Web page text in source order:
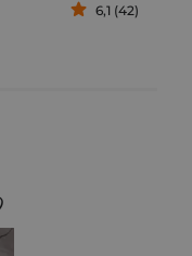
6,1 (42)